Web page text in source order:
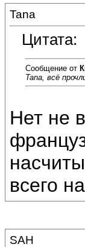
Tana
Цитата:
Сообщение от
Tana, всё
Нет не
всего
SAH